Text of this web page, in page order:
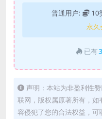
普通用户: 10
永久
已有
声明：本站为非盈利性
联网，版权属原著所有，
容侵犯了您的合法权益，可